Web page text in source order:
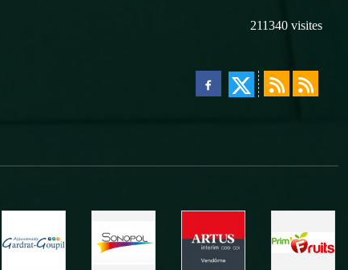
211340 visites